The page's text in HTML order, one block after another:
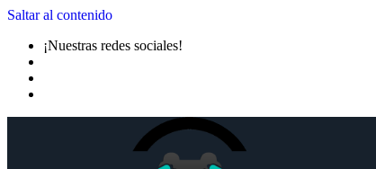
Saltar al contenido
¡Nuestras redes sociales!